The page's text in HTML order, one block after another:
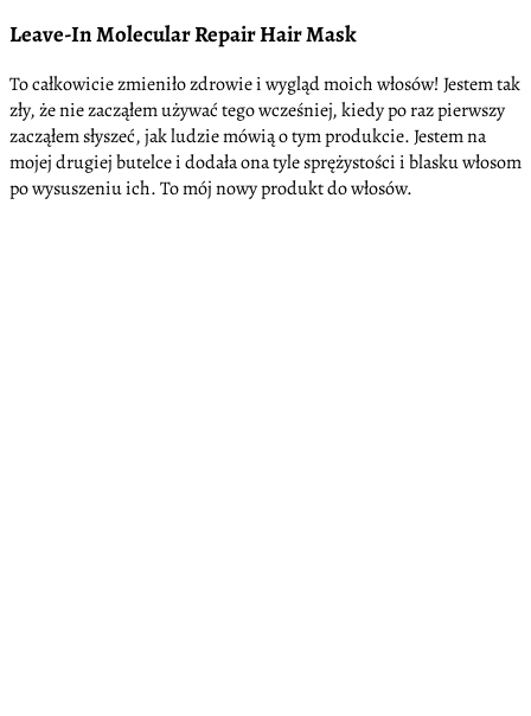
Leave-In Molecular Repair Hair Mask
To całkowicie zmieniło zdrowie i wygląd moich włosów! Jestem tak
zły, że nie zacząłem używać tego wcześniej, kiedy po raz pierwszy
zacząłem słyszeć, jak ludzie mówią o tym produkcie. Jestem na
mojej drugiej butelce i dodała ona tyle sprężystości i blasku włosom
po wysuszeniu ich. To mój nowy produkt do włosów.